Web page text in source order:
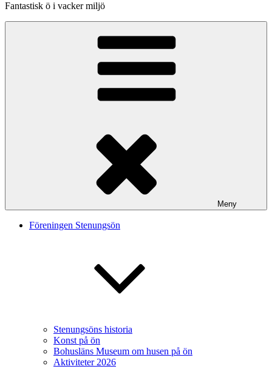
Fantastisk ö i vacker miljö
Meny
Föreningen Stenungsön
Stenungsöns historia
Konst på ön
Bohusläns Museum om husen på ön
Aktiviteter 2026